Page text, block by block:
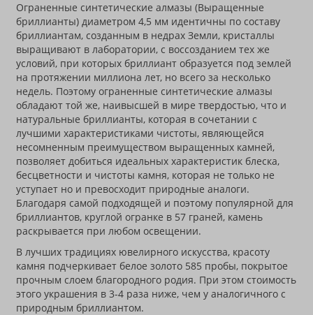
Ограненные синтетические алмазы (Выращенные
бриллианты) диаметром 4,5 мм идентичны по составу
бриллиантам, созданным в недрах Земли, кристаллы
выращивают в лаборатории, с воссозданием тех же
условий, при которых бриллиант образуется под землей
на протяжении миллиона лет, но всего за несколько
недель. Поэтому ограненные синтетические алмазы
обладают той же, наивысшей в мире твердостью, что и
натуральные бриллианты, которая в сочетании с
лучшими характеристиками чистоты, являющейся
несомненным преимуществом выращенных камней,
позволяет добиться идеальных характеристик блеска,
бесцветности и чистоты камня, которая не только не
уступает но и превосходит природные аналоги.
Благодаря самой подходящей и поэтому популярной для
бриллиантов, круглой огранке в 57 граней, камень
раскрывается при любом освещении.
В лучших традициях ювелирного искусства, красоту
камня подчеркивает белое золото 585 пробы, покрытое
прочным слоем благородного родия. При этом стоимость
этого украшения в 3-4 раза ниже, чем у аналогичного с
природным бриллиантом.